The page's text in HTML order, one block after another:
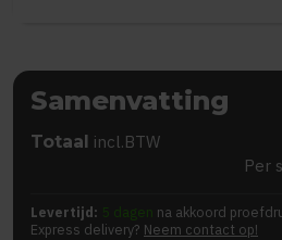
Samenvatting
Totaal incl.BTW
Per
Levertijd: 5 dagen na akkoord
Express delivery? Neem contact op!